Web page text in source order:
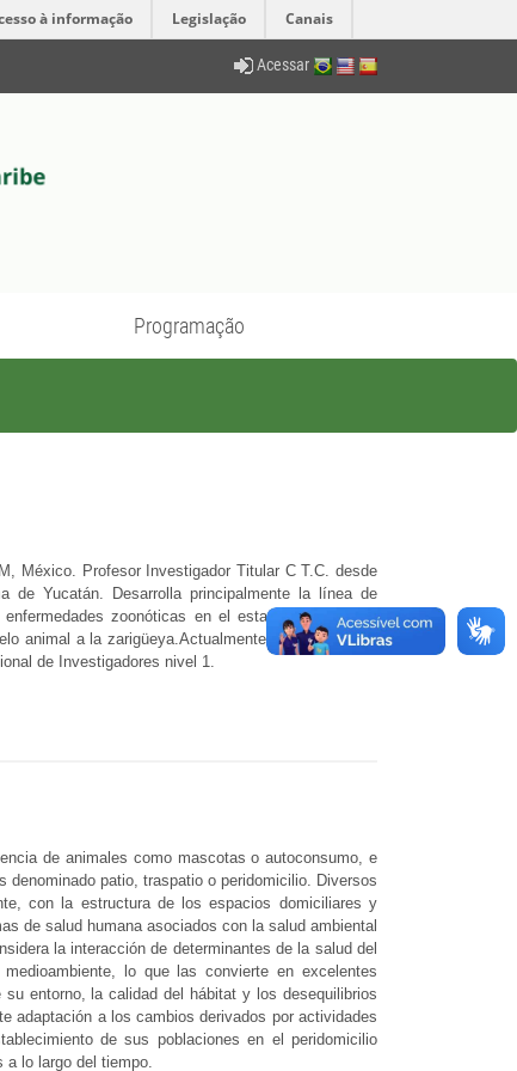
à informação Legislação Canais
Acessar
Programação
Profesor Investigador Titular C T.C. desde
de Yucatán. Desarrolla principalmente la línea de
zoonóticas en el estado de Yucatán.
animal a la zarigüeya.Actualmente es responsable
de Investigadores nivel 1.
de animales como mascotas o autoconsumo, e
patio, traspatio o peridomicilio. Diversos
con la estructura de los espacios domiciliares y
de salud humana asociados con la salud ambiental
la interacción de determinantes de la salud del
lo que las convierte en excelentes
entorno, la calidad del hábitat y los desequilibrios
adaptación a los cambios derivados por actividades
de sus poblaciones en el peridomicilio
a lo largo del tiempo.